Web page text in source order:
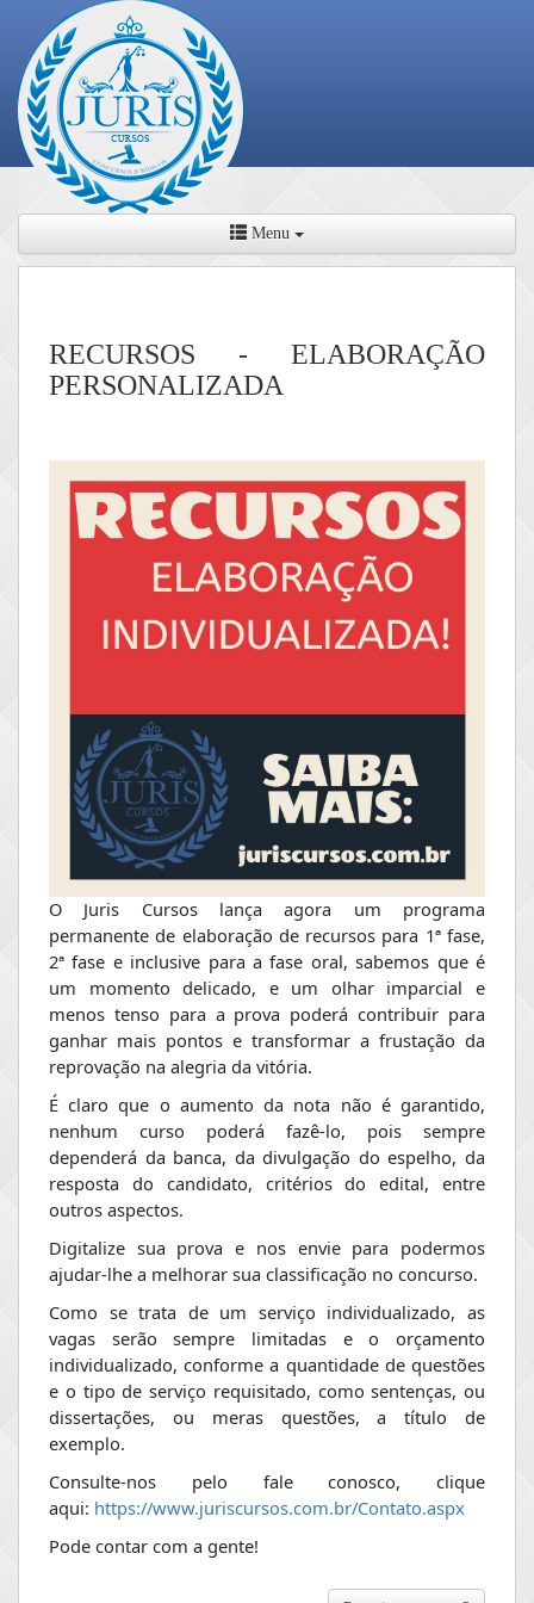
Menu
RECURSOS - ELABORAÇÃO
PERSONALIZADA
O Juris Cursos lança agora um programa
permanente de elaboração de recursos para 1ª fase,
2ª fase e inclusive para a fase oral, sabemos que é
um momento delicado, e um olhar imparcial e
menos tenso para a prova poderá contribuir para
ganhar mais pontos e transformar a frustação da
reprovação na alegria da vitória.
É claro que o aumento da nota não é garantido,
nenhum curso poderá fazê-lo, pois sempre
dependerá da banca, da divulgação do espelho, da
resposta do candidato, critérios do edital, entre
outros aspectos.
Digitalize sua prova e nos envie para podermos
ajudar-lhe a melhorar sua classificação no concurso.
Como se trata de um serviço individualizado, as
vagas serão sempre limitadas e o orçamento
individualizado, conforme a quantidade de questões
e o tipo de serviço requisitado, como sentenças, ou
dissertações, ou meras questões, a título de
exemplo.
Consulte-nos pelo fale conosco, clique
aqui: https://www.juriscursos.com.br/Contato.aspx
Pode contar com a gente!